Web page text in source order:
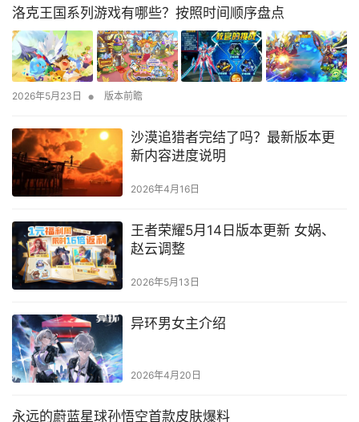
洛克王国系列游戏有哪些？按照时间顺序盘点
2026年5月23日 • 版本前瞻
沙漠追猎者完结了吗？最新版本更
新内容进度说明
2026年4月16日
王者荣耀5月14日版本更新 女娲、
赵云调整
2026年5月13日
异环男女主介绍
2026年4月20日
永远的蔚蓝星球孙悟空首款皮肤爆料